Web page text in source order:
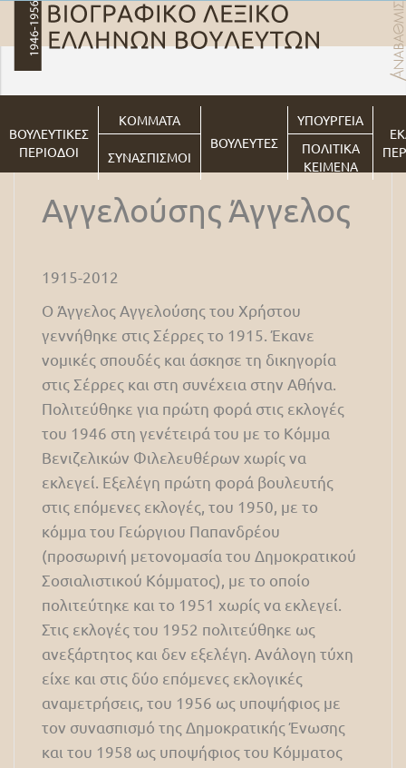
ΒΟΥΛΕΥΤΙΚΕΣ
ΠΕΡΙΟΔΟΙ
ΚΟΜΜΑΤΑ
ΒΟΥΛΕΥΤΕΣ
ΥΠΟΥΡΓΕΙΑ
ΣΥΝΑΣΠΙΣΜΟΙ
ΠΟΛΙΤΙΚΑ
ΚΕΙΜΕΝΑ
Αγγελούσης Άγγελος
1915-2012
Ο Άγγελος Αγγελούσης του Χρήστου
γεννήθηκε στις Σέρρες το 1915. Έκανε
νομικές σπουδές και άσκησε τη δικηγορία
στις Σέρρες και στη συνέχεια στην Αθήνα.
Πολιτεύθηκε για πρώτη φορά στις εκλογές
του 1946 στη γενέτειρά του με το Κόμμα
Βενιζελικών Φιλελευθέρων χωρίς να
εκλεγεί. Εξελέγη πρώτη φορά βουλευτής
στις επόμενες εκλογές, του 1950, με το
κόμμα του Γεώργιου Παπανδρέου
(προσωρινή μετονομασία του Δημοκρατικού
Σοσιαλιστικού Κόμματος), με το οποίο
πολιτεύτηκε και το 1951 χωρίς να εκλεγεί.
Στις εκλογές του 1952 πολιτεύθηκε ως
ανεξάρτητος και δεν εξελέγη. Ανάλογη τύχη
είχε και στις δύο επόμενες εκλογικές
αναμετρήσεις, του 1956 ως υποψήφιος με
τον συνασπισμό της Δημοκρατικής Ένωσης
και του 1958 ως υποψήφιος του Κόμματος